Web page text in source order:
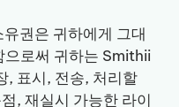
권은 귀하에게 그대
으로써 귀하는 Smithii
, 표시, 전송, 처리할
, 재실시 가능한 라이